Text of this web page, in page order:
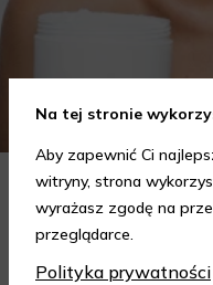
Jak wybrać krem do
Poradnik
Wybór odpowiedniego
Na tej stronie
Aby zapewnić Ci
witryny, strona
wyrażasz zgodę na
przeglądarce.
Polityka prywatności